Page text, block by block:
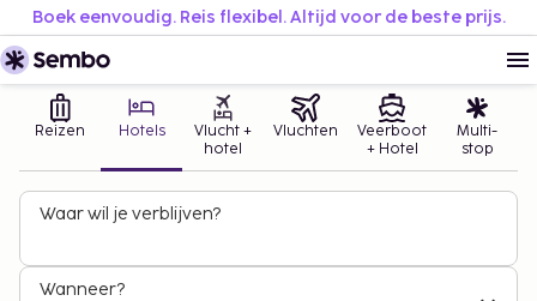
Boek eenvoudig. Reis flexibel. Altijd voor de beste prijs.
Reizen Hotels
Vlucht +
hotel
Vluchten
Veerboot
+ Hotel
Multi-
stop
Waar wil je verblijven?
Wanneer?